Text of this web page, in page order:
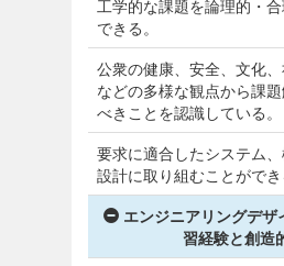
工学的な課題を論理的・
できる。
公衆の健康、安全、文化
などの多様な観点から課
べきことを認識している。
要求に適合したシステム
設計に取り組むことができ
エンジニアリングデ
習経験と創造